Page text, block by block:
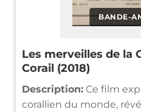
BANDE-
Les merveilles de la
Corail (2018)
Description: Ce film
corallien du monde,